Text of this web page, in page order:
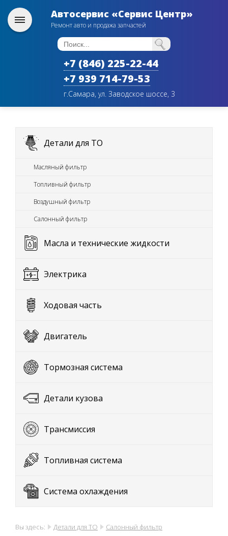
Автосервис «Сервис Центр»
Ремонт авто и продажа запчастей
+7 (846) 225-22-44
+7 939 714-79-53
г.Самара, ул. Заводское шоссе, 3
Детали для ТО
Масляный фильтр
Топливный фильтр
Воздушный фильтр
Салонный фильтр
Масла и технические жидкости
Электрика
Ходовая часть
Двигатель
Тормозная система
Детали кузова
Трансмиссия
Топливная система
Система охлаждения
Вы здесь: Детали для ТО Салонный фильтр